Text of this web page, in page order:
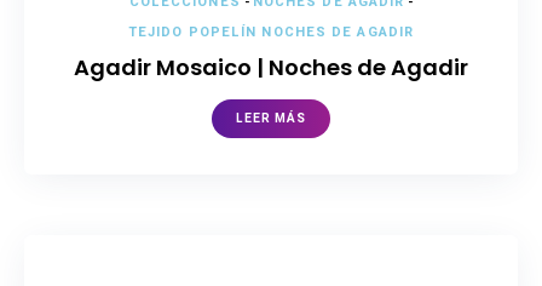
TEJIDO POPELÍN NOCHES DE AGADIR
Agadir Mosaico | Noches de Agadir
LEER MÁS